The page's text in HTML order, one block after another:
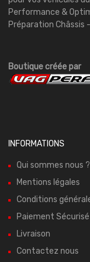
Performance &
Préparation Châssis
Boutique créée par
INFORMATIONS
Qui sommes nous ?
Mentions légales
Conditions
Paiement
Livraison
Contactez nous